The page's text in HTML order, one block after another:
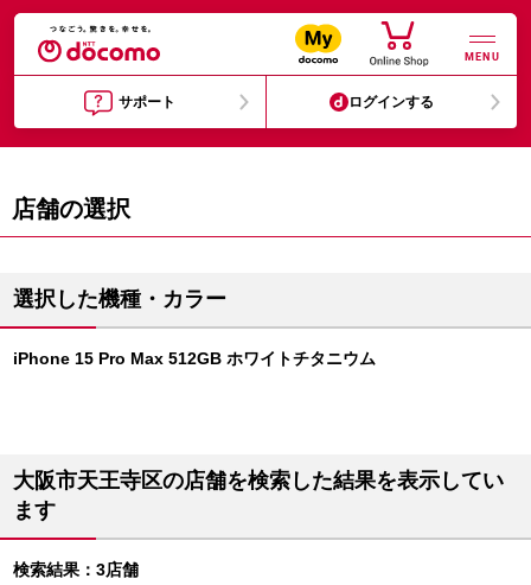
MENU
サポート ログインする
店舗の選択
選択した機種・カラー
iPhone 15 Pro Max 512GB ホワイトチタニウム
大阪市天王寺区の店舗を検索した結果を表示してい
ます
検索結果：3店舗